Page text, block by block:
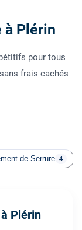
à Plérin
pour tous
frais cachés
de Serrure 4
Plérin